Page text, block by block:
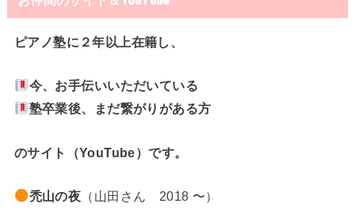
ピアノ塾に２年以上在籍し、
今、お手伝いいただいている
塾卒業後、まだ繋がりがある方
のサイト（YouTube）です。
禿山の夜 （山田さん 2018 〜）